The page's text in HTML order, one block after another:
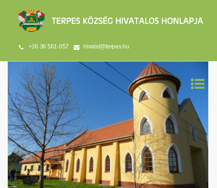
+36 36 561-057 hivatal@terpes.hu